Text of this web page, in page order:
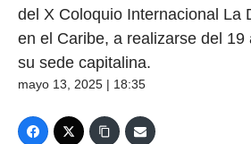
del X Coloquio Internacional La
en el Caribe, a realizarse del 19
su sede capitalina.
mayo 13, 2025 | 18:35